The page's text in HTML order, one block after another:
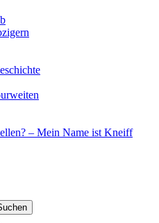
– Mein Name ist Kneiff